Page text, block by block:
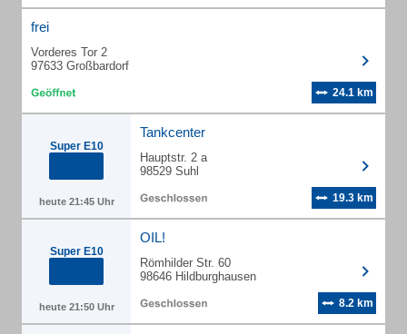
frei
Vorderes Tor 2
97633 Großbardorf
24.1 km
Super E10
heute 21:45 Uhr
Tankcenter
Hauptstr. 2 a
98529 Suhl
19.3 km
Super E10
heute 21:50 Uhr
OIL!
Römhilder Str. 60
98646 Hildburghausen
8.2 km